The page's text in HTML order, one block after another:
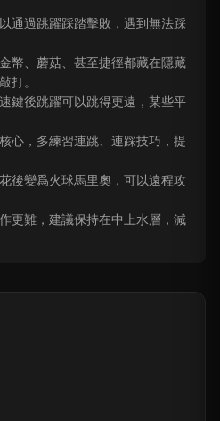
通過跳躍踩踏擊敗，遇到無法踩
幣、蘑菇、甚至捷徑都藏在隱藏
打。
鍵後跳躍可以跳得更遠，某些平
心，多練習連跳、連踩技巧，提
後變爲火球馬里奧，可以遠程攻
更難，建議保持在中上水層，減